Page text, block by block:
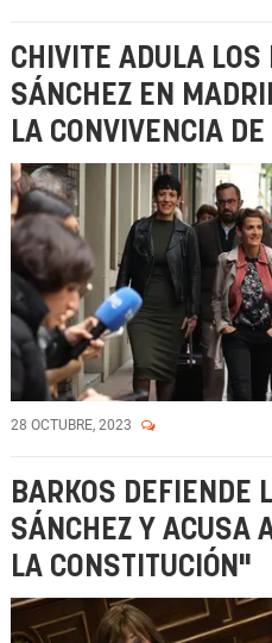
CHIVITE ADULA LOS
SÁNCHEZ EN
LA CONVIVENCIA
28 OCTUBRE, 2023
BARKOS DEFIENDE
SÁNCHEZ Y ACUSA
LA CONSTITUCIÓN"